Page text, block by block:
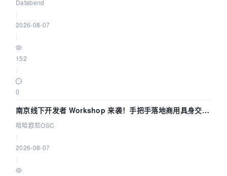
Databend
2026-08-07
152
0
南京线下开发者 Workshop 来袭！手把手落地商用具身交互
智能 Agent 应用
哈哈欧尼OSC
2026-08-07